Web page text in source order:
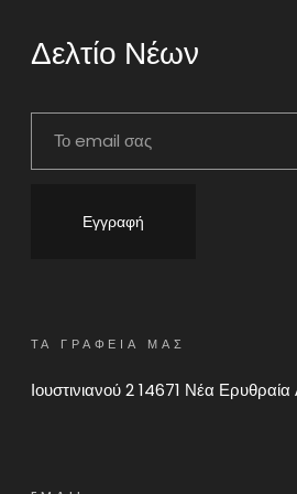
Δελτίο Νέων
ΤΑ ΓΡΑΦΕΙΑ ΜΑΣ
Ιουστινιανού 2 14671 Νέα